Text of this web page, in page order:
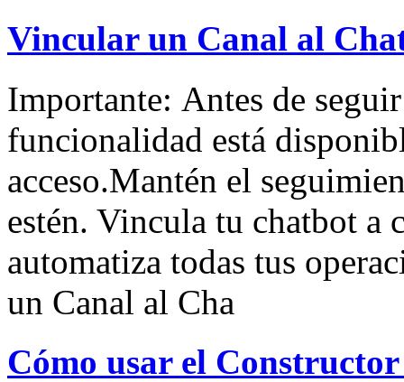
Vincular un Canal al
Importante: Antes de
funcionalidad está
acceso.Mantén el
estén. Vincula tu chatbot a
automatiza todas tus
un Canal al Cha
Cómo usar el